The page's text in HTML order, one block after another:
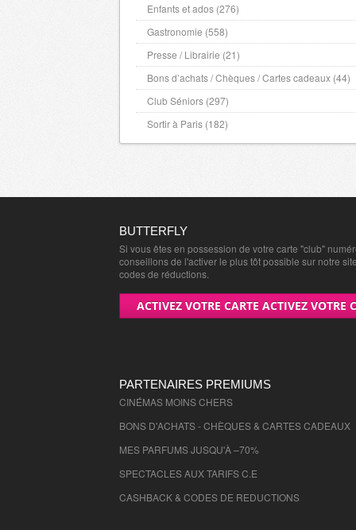
Enfants et ados (276)
Gastronomie (558)
Presse / Librairie (21)
Bons d’achats / Chèques / Cartes cadeaux (44)
Club Séniors (297)
Sortir à Paris (182)
BUTTERFLY
Si vous êtes en possession de votre carte "club"
conseillons de l'activer le plus tôt possible sur notre
codes de réductions.
ACTIVEZ VOTRE CARTE ACTIVEZ VOTRE
PARTENAIRES PREMIUMS
CINÉMAS MOINS CHERS
BONS D'ACHATS - CHÈQUES & CARTES CADEAUX
MES PARFUMS JUSQU'À –70%
SPECTACLES AUX TARIFS C.E
CASHBACK & CODES DE REDUCTIONS